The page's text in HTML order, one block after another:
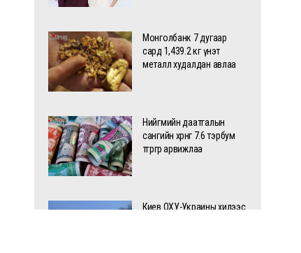
Монголбанк 7 дугаар
сард 1,439.2 кг үнэт
металл худалдан авлаа
Нийгмийн даатгалын
сангийн хөрөнгө 7.6 тэрбум
төгрөгөөр арвижлаа
Киев ОХУ-Украины хилээс